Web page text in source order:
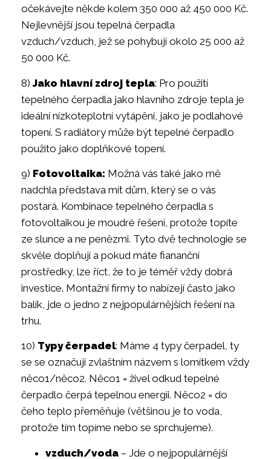
očekávejte někde kolem 350 000 až 450 000 Kč.
Nejlevnější jsou tepelná čerpadla
vzduch/vzduch, jež se pohybují okolo 25 000 až
50 000 Kč.
8) Jako hlavní zdroj tepla: Pro použití
tepelného čerpadla jako hlavního zdroje tepla je
ideální nízkoteplotní vytápění, jako je podlahové
topení. S radiátory může být tepelné čerpadlo
použito jako doplňkové topení.
9) Fotovoltaika: Možná vás také jako mě
nadchla představa mít dům, který se o vás
postará. Kombinace tepelného čerpadla s
fotovoltaikou je moudré řešení, protože topíte
ze slunce a ne penězmi. Tyto dvě technologie se
skvěle doplňují a pokud máte fiananční
prostředky, lze říct, že to je téměř vždy dobrá
investice. Montažní firmy to nabízejí často jako
balík, jde o jedno z nejpopulárnějších řešení na
trhu.
10) Typy čerpadel: Máme 4 typy čerpadel, ty
se se označují zvlaštním názvem s lomítkem vždy
něco1/něco2. Něco1 = živel odkud tepelné
čerpadlo čerpá tepelnou energii. Něco2 = do
čeho teplo přeměňuje (většinou je to voda,
protože tím topíme nebo se sprchujeme).
vzduch/voda – Jde o nejpopulárnější